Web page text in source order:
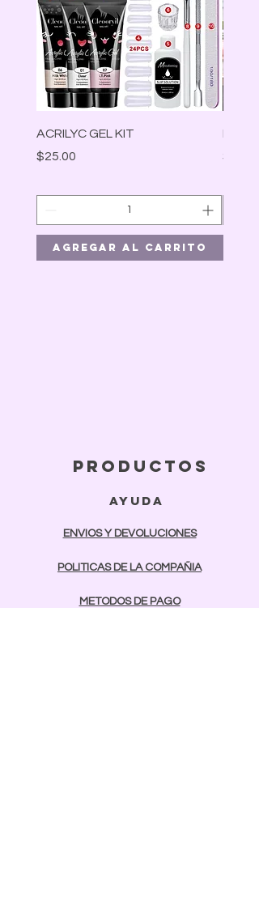
ACRILYC GEL KIT
Precio
$25.00
Agregar al carrito
Precio
$30.00
productos
ayuda
ENVIOS Y DEVOLUCIONES
POLITICAS DE LA COMPAÑIA
METODOS DE PAGO